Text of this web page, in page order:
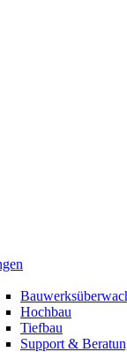
Hochbau
Tiefbau
Support &